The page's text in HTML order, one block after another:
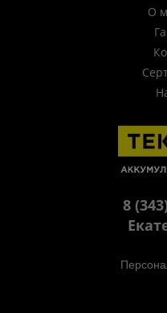
О
8